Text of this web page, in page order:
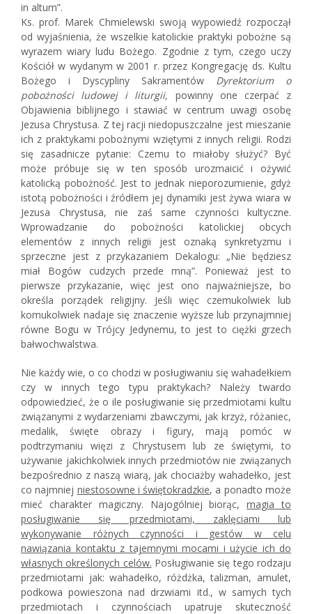
in altum”.
Ks. prof. Marek Chmielewski swoją wypowiedź rozpoczął
od wyjaśnienia, że wszelkie katolickie praktyki pobożne są
wyrazem wiary ludu Bożego. Zgodnie z tym, czego uczy
Kościół w wydanym w 2001 r. przez Kongregację ds. Kultu
Bożego i Dyscypliny Sakramentów Dyrektorium o
pobożności ludowej i liturgii, powinny one czerpać z
Objawienia biblijnego i stawiać w centrum uwagi osobę
Jezusa Chrystusa. Z tej racji niedopuszczalne jest mieszanie
ich z praktykami pobożnymi wziętymi z innych religii. Rodzi
się zasadnicze pytanie: Czemu to miałoby służyć? Być
może próbuje się w ten sposób urozmaicić i ożywić
katolicką pobożność. Jest to jednak nieporozumienie, gdyż
istotą pobożności i źródłem jej dynamiki jest żywa wiara w
Jezusa Chrystusa, nie zaś same czynności kultyczne.
Wprowadzanie do pobożności katolickiej obcych
elementów z innych religii jest oznaką synkretyzmu i
sprzeczne jest z przykazaniem Dekalogu: „Nie będziesz
miał Bogów cudzych przede mną”. Ponieważ jest to
pierwsze przykazanie, więc jest ono najważniejsze, bo
określa porządek religijny. Jeśli więc czemukolwiek lub
komukolwiek nadaje się znaczenie wyższe lub przynajmniej
równe Bogu w Trójcy Jedynemu, to jest to ciężki grzech
bałwochwalstwa.
Nie każdy wie, o co chodzi w posługiwaniu się wahadełkiem
czy w innych tego typu praktykach? Należy twardo
odpowiedzieć, że o ile posługiwanie się przedmiotami kultu
związanymi z wydarzeniami zbawczymi, jak krzyż, różaniec,
medalik, święte obrazy i figury, mają pomóc w
podtrzymaniu więzi z Chrystusem lub ze świętymi, to
używanie jakichkolwiek innych przedmiotów nie związanych
bezpośrednio z naszą wiarą, jak chociażby wahadełko, jest
co najmniej niestosowne i świętokradzkie, a ponadto może
mieć charakter magiczny. Najogólniej biorąc,magia to
posługiwanie się przedmiotami, zaklęciami lub
wykonywanie różnych czynności i gestów w celu
nawiązania kontaktu z tajemnymi mocami i użycie ich do
własnych określonych celów. Posługiwanie się tego rodzaju
przedmiotami jak: wahadełko, różdżka, talizman, amulet,
podkowa powieszona nad drzwiami itd., w samych tych
przedmiotach i czynnościach upatruje skuteczność